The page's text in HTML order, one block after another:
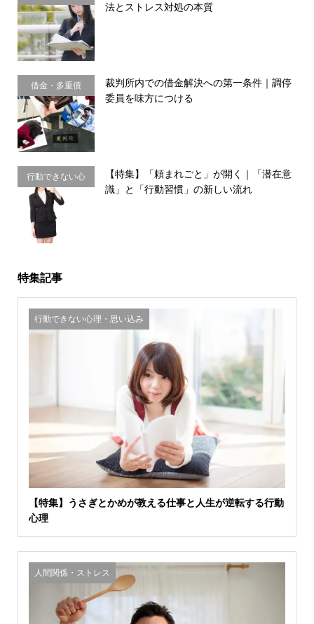
レス
法とストレス対処の本質
借金・多重債
務・金銭感覚
裁判所内での借金解決への第一条件｜調停
委員を味方につける
行動できない心
理・思い込み
【特集】「頼まれごと」が開く｜「潜在意
識」と「行動習慣」の新しい流れ
特集記事
行動できない心理・思い込み
【特集】うさぎとかめが教える仕事と人生が逆転する行動
心理
人間関係・ストレス